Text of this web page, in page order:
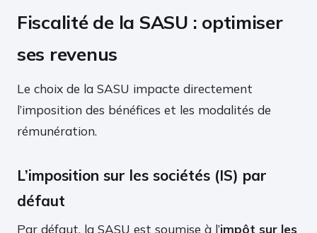
Fiscalité de la SASU : optimiser
ses revenus
Le choix de la SASU impacte directement
l’imposition des bénéfices et les modalités de
rémunération.
L’imposition sur les sociétés (IS) par
défaut
Par défaut, la SASU est soumise à l’impôt sur les